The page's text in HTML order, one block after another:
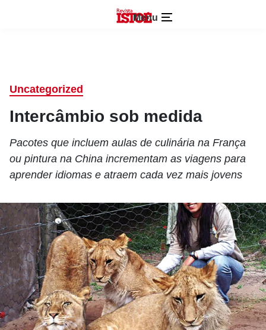
Menu
Uncategorized
Intercâmbio sob medida
Pacotes que incluem aulas de culinária na França
ou pintura na China incrementam as viagens para
aprender idiomas e atraem cada vez mais jovens